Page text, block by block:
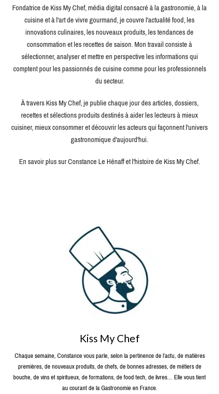
Fondatrice de Kiss My Chef, média digital consacré à la gastronomie, à la
cuisine et à l'art de vivre gourmand, je couvre l'actualité food, les
innovations culinaires, les nouveaux produits, les tendances de
consommation et les recettes de saison. Mon travail consiste à
sélectionner, analyser et mettre en perspective les informations qui
comptent pour les passionnés de cuisine comme pour les professionnels
du secteur.
À travers Kiss My Chef, je publie chaque jour des articles, dossiers,
recettes et sélections produits destinés à aider les lecteurs à mieux
cuisiner, mieux consommer et découvrir les acteurs qui façonnent l'univers
gastronomique d'aujourd'hui.
En savoir plus sur Constance Le Hénaff et l'histoire de Kiss My Chef.
Kiss My Chef
Chaque semaine, Constance vous parle, selon la pertinence de l’actu, de matières
premières, de nouveaux produits, de chefs, de bonnes adresses, de métiers de
bouche, de vins et spiritueux, de formations, de food tech, de livres… Elle vous tient
au courant de la Gastronomie en France.